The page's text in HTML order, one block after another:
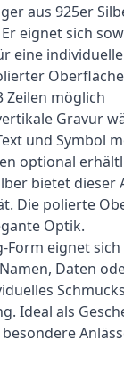
aus 925er
eignet sich
eine individuelle
Oberfläche
Zeilen möglich
Gravur
und Symbol
optional
bietet
Die polierte
Optik.
Form eignet
Daten
Ideal als